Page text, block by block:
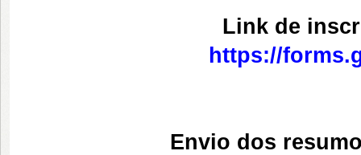
Link de
https://
Envio dos